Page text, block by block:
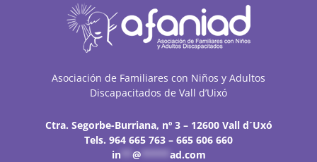
Asociación de Familiares con Niños y Adultos
Discapacitados de Vall d’Uixó
Ctra. Segorbe-Burriana, nº 3 – 12600 Vall d´Uxó
Tels. 964 665 763 – 665 606 660
in** @ ad.com